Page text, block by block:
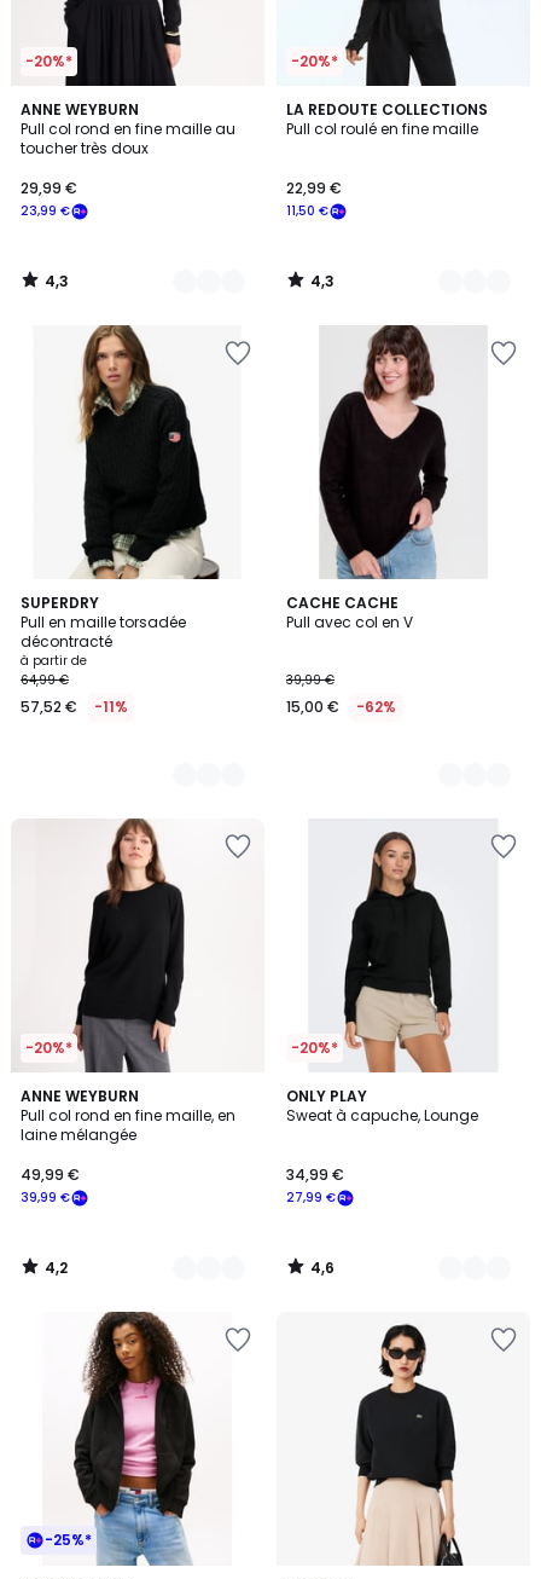
-20%*
ANNE WEYBURN
Pull col rond en fine maille au
toucher très doux
23,99 €
29,99 €
4,3
/ 5
4
Couleurs
4,3
/
-20%*
LA REDOUTE COLLECTIONS
Pull col roulé en fine maille
11,50 €
22,99 €
4,3
/ 5
4
Couleurs
4,3
/
SUPERDRY
Pull en maille torsadée
décontracté
à partir de
64,99 €
57,52 € -11%
12
Couleurs
CACHE CACHE
Pull avec col en V
39,99 €
15,00 € -62%
2
Couleurs
-20%*
ANNE WEYBURN
Pull col rond en fine maille, en
laine mélangée
39,99 €
49,99 €
4,2
/ 5
3
Couleurs
4,2
/
-20%*
ONLY PLAY
Sweat à capuche, Lounge
27,99 €
34,99 €
4,6
/ 5
5
Couleurs
4,6
/
-25%*